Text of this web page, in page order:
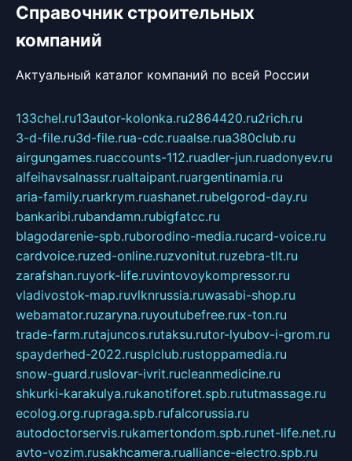
Справочник строительных
компаний
Актуальный каталог компаний по всей России
133chel.ru13autor-kolonka.ru2864420.ru2rich.ru
3-d-file.ru3d-file.rua-cdc.ruaalse.rua380club.ru
airgungames.ruaccounts-112.ruadler-jun.ruadonyev.ru
alfeihavsalnassr.rualtaipant.ruargentinamia.ru
aria-family.ruarkrym.ruashanet.rubelgorod-day.ru
bankaribi.rubandamn.rubigfatcc.ru
blagodarenie-spb.ruborodino-media.rucard-voice.ru
cardvoice.ruzed-online.ruzvonitut.ruzebra-tlt.ru
zarafshan.ruyork-life.ruvintovoykompressor.ru
vladivostok-map.ruvlknrussia.ruwasabi-shop.ru
webamator.ruzaryna.ruyoutubefree.rux-ton.ru
trade-farm.rutajuncos.rutaksu.rutor-lyubov-i-grom.ru
spayderhed-2022.rusplclub.rustoppamedia.ru
snow-guard.ruslovar-ivrit.rucleanmedicine.ru
shkurki-karakulya.rukanotiforet.spb.rututmassage.ru
ecolog.org.rupraga.spb.rufalcorussia.ru
autodoctorservis.rukamertondom.spb.runet-life.net.ru
avto-vozim.rusakhcamera.rualliance-electro.spb.ru